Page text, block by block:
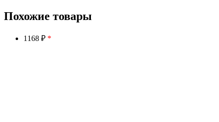
Похожие товары
1168 ₽ *